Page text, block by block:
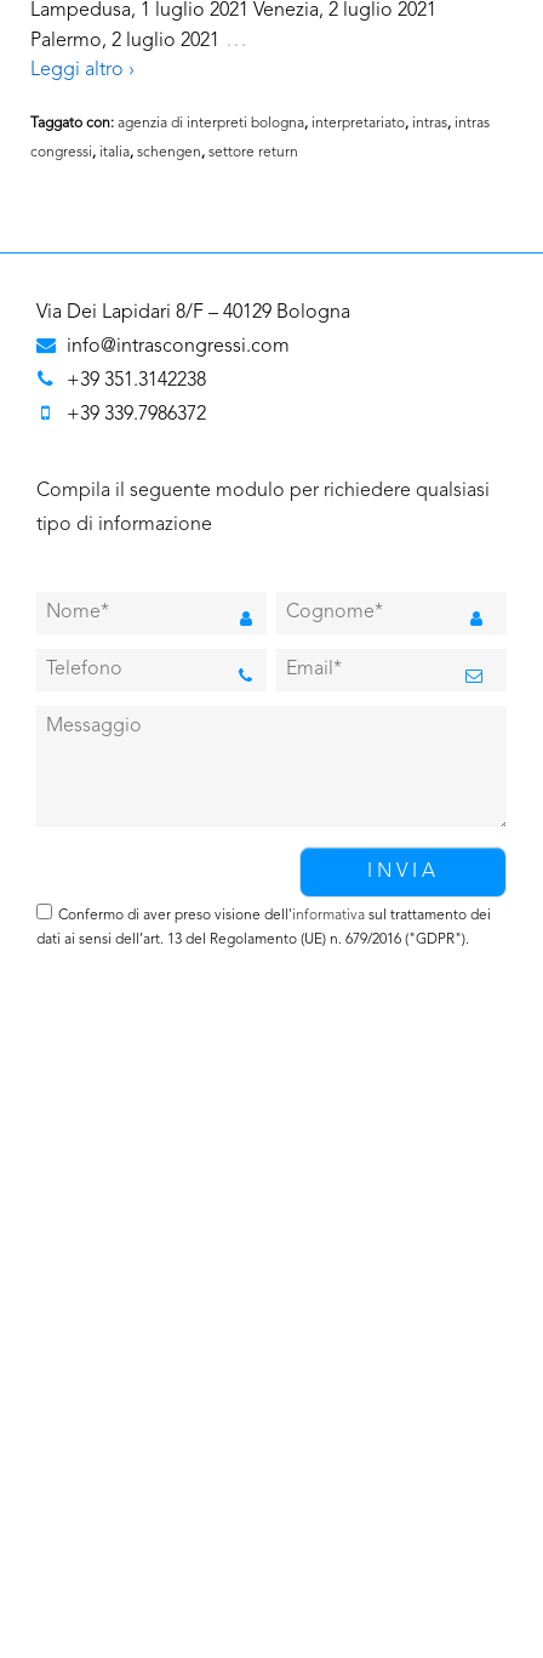
Lampedusa, 1 luglio 2021 Venezia, 2 luglio 2021
Palermo, 2 luglio 2021
…
Leggi altro ›
Taggato con: agenzia di interpreti bologna, interpretariato, intras, intras
congressi, italia, schengen, settore return
Via Dei Lapidari 8/F – 40129 Bologna
info@intrascongressi.com
+39 351.3142238
+39 339.7986372
Compila il seguente modulo per richiedere qualsiasi
tipo di informazione
Confermo di aver preso visione dell'informativa sul trattamento dei
dati ai sensi dell’art. 13 del Regolamento (UE) n. 679/2016 ("GDPR").